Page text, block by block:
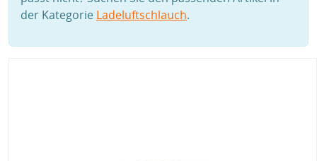
der Kategorie Ladeluftschlauch.